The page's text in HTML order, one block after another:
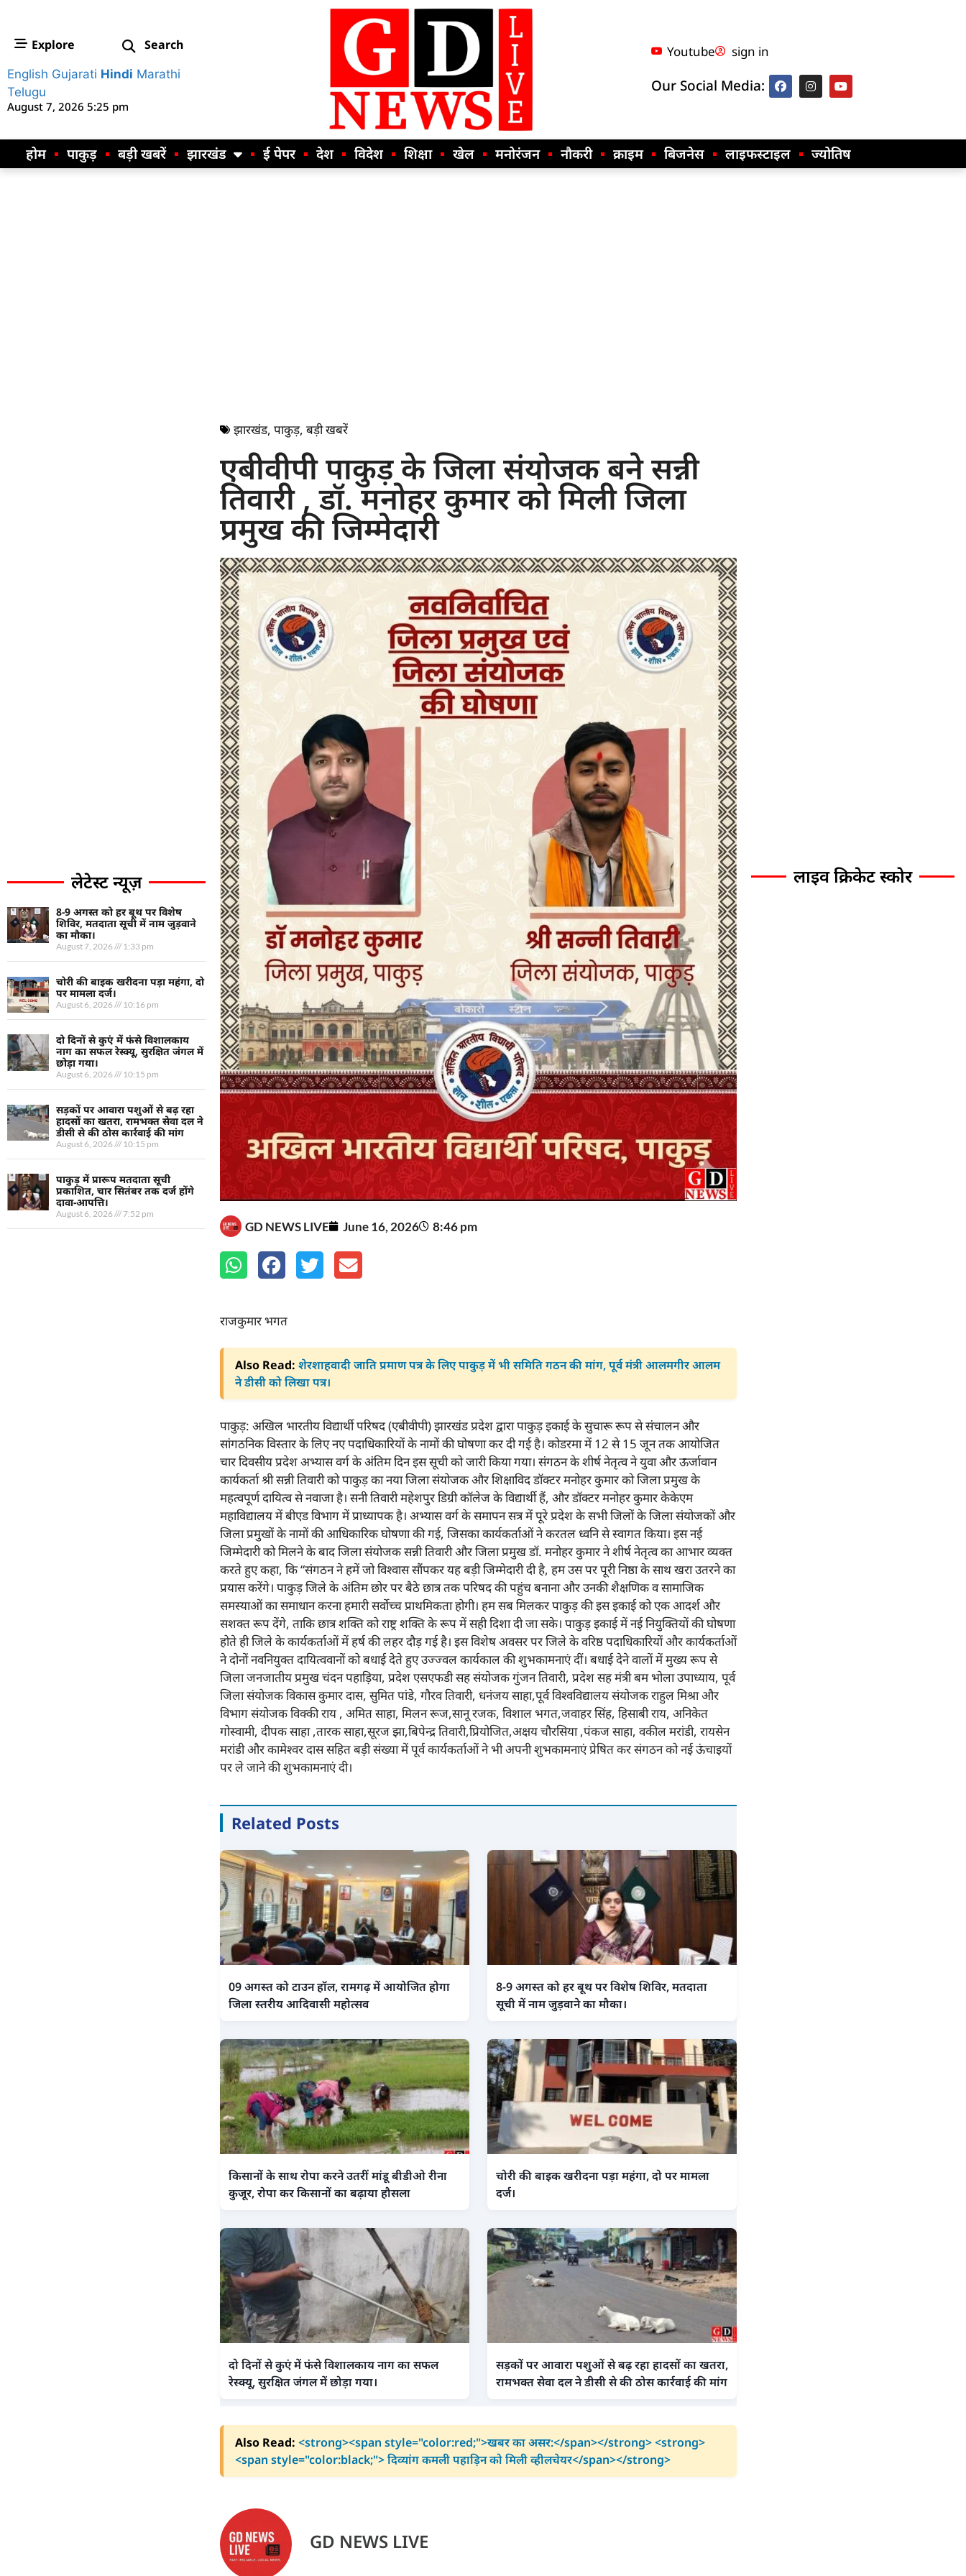
Explore Search
English Gujarati Hindi Marathi
Telugu
August 7, 2026 5:25 pm
Youtube sign in
Our Social Media:
होम पाकुड़ बड़ी खबरें झारखंड ई पेपर देश विदेश शिक्षा खेल मनोरंजन नौकरी क्राइम बिजनेस लाइफस्टाइल ज्योतिष
लेटेस्ट न्यूज़
8-9 अगस्त को हर बूथ पर विशेष
शिविर, मतदाता सूची में नाम जुड़वाने
का मौका।
August 7, 2026 1:33 pm
चोरी की बाइक खरीदना पड़ा महंगा, दो
पर मामला दर्ज।
August 6, 2026 10:16 pm
दो दिनों से कुएं में फंसे विशालकाय
नाग का सफल रेस्क्यू, सुरक्षित जंगल में
छोड़ा गया।
August 6, 2026 10:15 pm
सड़कों पर आवारा पशुओं से बढ़ रहा
हादसों का खतरा, रामभक्त सेवा दल ने
डीसी से की ठोस कार्रवाई की मांग
August 6, 2026 10:15 pm
पाकुड़ में प्रारूप मतदाता सूची
प्रकाशित, चार सितंबर तक दर्ज होंगे
दावा-आपत्ति।
August 6, 2026 7:52 pm
झारखंड, पाकुड़, बड़ी खबरें
एबीवीपी पाकुड़ के जिला संयोजक बने सन्नी
तिवारी , डॉ. मनोहर कुमार को मिली जिला
प्रमुख की जिम्मेदारी
GD NEWS LIVE June 16, 2026 8:46 pm
राजकुमार भगत
Also Read: शेरशाहवादी जाति प्रमाण पत्र के लिए पाकुड़ में भी समिति गठन की मांग, पूर्व मंत्री आलमगीर आलम
ने डीसी को लिखा पत्र।
पाकुड़: अखिल भारतीय विद्यार्थी परिषद (एबीवीपी) झारखंड प्रदेश द्वारा पाकुड़ इकाई के सुचारू रूप से संचालन और
सांगठनिक विस्तार के लिए नए पदाधिकारियों के नामों की घोषणा कर दी गई है। कोडरमा में 12 से 15 जून तक आयोजित
चार दिवसीय प्रदेश अभ्यास वर्ग के अंतिम दिन इस सूची को जारी किया गया। संगठन के शीर्ष नेतृत्व ने युवा और ऊर्जावान
कार्यकर्ता श्री सन्नी तिवारी को पाकुड़ का नया जिला संयोजक और शिक्षाविद डॉक्टर मनोहर कुमार को जिला प्रमुख के
महत्वपूर्ण दायित्व से नवाजा है। सनी तिवारी महेशपुर डिग्री कॉलेज के विद्यार्थी हैं, और डॉक्टर मनोहर कुमार केकेएम
महाविद्यालय में बीएड विभाग में प्राध्यापक है। अभ्यास वर्ग के समापन सत्र में पूरे प्रदेश के सभी जिलों के जिला संयोजकों और
जिला प्रमुखों के नामों की आधिकारिक घोषणा की गई, जिसका कार्यकर्ताओं ने करतल ध्वनि से स्वागत किया। इस नई
जिम्मेदारी को मिलने के बाद जिला संयोजक सन्नी तिवारी और जिला प्रमुख डॉ. मनोहर कुमार ने शीर्ष नेतृत्व का आभार व्यक्त
करते हुए कहा, कि “संगठन ने हमें जो विश्वास सौंपकर यह बड़ी जिम्मेदारी दी है, हम उस पर पूरी निष्ठा के साथ खरा उतरने का
प्रयास करेंगे। पाकुड़ जिले के अंतिम छोर पर बैठे छात्र तक परिषद की पहुंच बनाना और उनकी शैक्षणिक व सामाजिक
समस्याओं का समाधान करना हमारी सर्वोच्च प्राथमिकता होगी। हम सब मिलकर पाकुड़ की इस इकाई को एक आदर्श और
सशक्त रूप देंगे, ताकि छात्र शक्ति को राष्ट्र शक्ति के रूप में सही दिशा दी जा सके। पाकुड़ इकाई में नई नियुक्तियों की घोषणा
होते ही जिले के कार्यकर्ताओं में हर्ष की लहर दौड़ गई है। इस विशेष अवसर पर जिले के वरिष्ठ पदाधिकारियों और कार्यकर्ताओं
ने दोनों नवनियुक्त दायित्ववानों को बधाई देते हुए उज्ज्वल कार्यकाल की शुभकामनाएं दीं। बधाई देने वालों में मुख्य रूप से
जिला जनजातीय प्रमुख चंदन पहाड़िया, प्रदेश एसएफडी सह संयोजक गुंजन तिवारी, प्रदेश सह मंत्री बम भोला उपाध्याय, पूर्व
जिला संयोजक विकास कुमार दास, सुमित पांडे, गौरव तिवारी, धनंजय साहा,पूर्व विश्वविद्यालय संयोजक राहुल मिश्रा और
विभाग संयोजक विक्की राय , अमित साहा, मिलन रूज,सानू रजक, विशाल भगत,जवाहर सिंह, हिसाबी राय, अनिकेत
गोस्वामी, दीपक साहा ,तारक साहा,सूरज झा,बिपेन्द्र तिवारी,प्रियोजित,अक्षय चौरसिया ,पंकज साहा, वकील मरांडी, रायसेन
मरांडी और कामेश्वर दास सहित बड़ी संख्या में पूर्व कार्यकर्ताओं ने भी अपनी शुभकामनाएं प्रेषित कर संगठन को नई ऊंचाइयों
पर ले जाने की शुभकामनाएं दी।
Related Posts
09 अगस्त को टाउन हॉल, रामगढ़ में आयोजित होगा
जिला स्तरीय आदिवासी महोत्सव
8-9 अगस्त को हर बूथ पर विशेष शिविर, मतदाता
सूची में नाम जुड़वाने का मौका।
किसानों के साथ रोपा करने उतरीं मांडू बीडीओ रीना
कुजूर, रोपा कर किसानों का बढ़ाया हौसला
चोरी की बाइक खरीदना पड़ा महंगा, दो पर मामला
दर्ज।
दो दिनों से कुएं में फंसे विशालकाय नाग का सफल
रेस्क्यू, सुरक्षित जंगल में छोड़ा गया।
सड़कों पर आवारा पशुओं से बढ़ रहा हादसों का खतरा,
रामभक्त सेवा दल ने डीसी से की ठोस कार्रवाई की मांग
Also Read: <strong><span style="color:red;">खबर का असर:</span></strong> <strong>
<span style="color:black;"> दिव्यांग कमली पहाड़िन को मिली व्हीलचेयर</span></strong>
GD NEWS LIVE
लाइव क्रिकेट स्कोर